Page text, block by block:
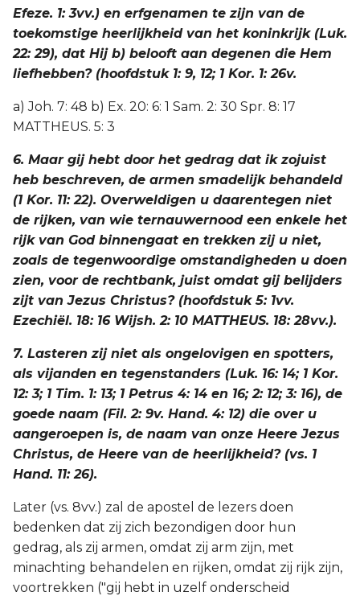
Efeze. 1: 3vv.) en erfgenamen te zijn van de
toekomstige heerlijkheid van het koninkrijk (Luk.
22: 29), dat Hij b) belooft aan degenen die Hem
liefhebben? (hoofdstuk 1: 9, 12; 1 Kor. 1: 26v.
a) Joh. 7: 48 b) Ex. 20: 6: 1 Sam. 2: 30 Spr. 8: 17
MATTHEUS. 5: 3
6. Maar gij hebt door het gedrag dat ik zojuist
heb beschreven, de armen smadelijk behandeld
(1 Kor. 11: 22). Overweldigen u daarentegen niet
de rijken, van wie ternauwernood een enkele het
rijk van God binnengaat en trekken zij u niet,
zoals de tegenwoordige omstandigheden u doen
zien, voor de rechtbank, juist omdat gij belijders
zijt van Jezus Christus? (hoofdstuk 5: 1vv.
Ezechiël. 18: 16 Wijsh. 2: 10 MATTHEUS. 18: 28vv.).
7. Lasteren zij niet als ongelovigen en spotters,
als vijanden en tegenstanders (Luk. 16: 14; 1 Kor.
12: 3; 1 Tim. 1: 13; 1 Petrus 4: 14 en 16; 2: 12; 3: 16), de
goede naam (Fil. 2: 9v. Hand. 4: 12) die over u
aangeroepen is, de naam van onze Heere Jezus
Christus, de Heere van de heerlijkheid? (vs. 1
Hand. 11: 26).
Later (vs. 8vv.) zal de apostel de lezers doen
bedenken dat zij zich bezondigen door hun
gedrag, als zij armen, omdat zij arm zijn, met
minachting behandelen en rijken, omdat zij rijk zijn,
voortrekken ("gij hebt in uzelf onderscheid